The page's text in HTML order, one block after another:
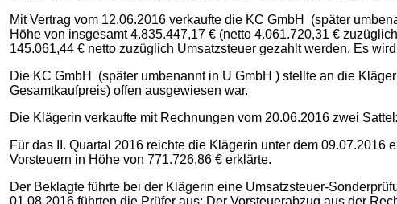
Mit Vertrag vom 12.06.2016 verkaufte die KC GmbH (später
Höhe von insgesamt 4.835.447,17 € (netto 4.061.720,31 €
145.061,44 € netto zuzüglich Umsatzsteuer gezahlt werden. Es
Die KC GmbH (später umbenannt in U GmbH ) stellte an die
Gesamtkaufpreis) offen ausgewiesen war.
Die Klägerin verkaufte mit Rechnungen vom 20.06.2016 zwei
Für das II. Quartal 2016 reichte die Klägerin unter dem
Vorsteuern in Höhe von 771.726,86 € erklärte.
Der Beklagte führte bei der Klägerin eine Umsatzsteuer-
01.08.2016 führten die Prüfer aus: Der Vorsteuerabzug aus der